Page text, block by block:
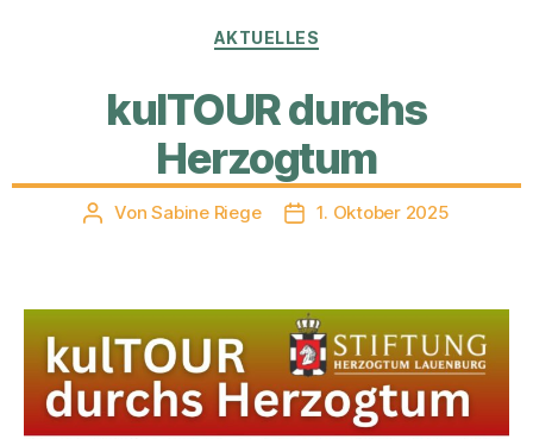
Kategorien
AKTUELLES
kulTOUR durchs
Herzogtum
Beitragsautor
VonSabine Riege Veröffentlichungsdatum
1. Oktober 2025